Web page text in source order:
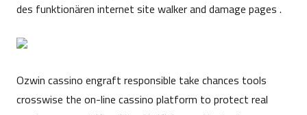
des funktionären internet site walker and damage pages .
Ozwin cassino engraft responsible take chances tools
crosswise the on-line cassino platform to protect real